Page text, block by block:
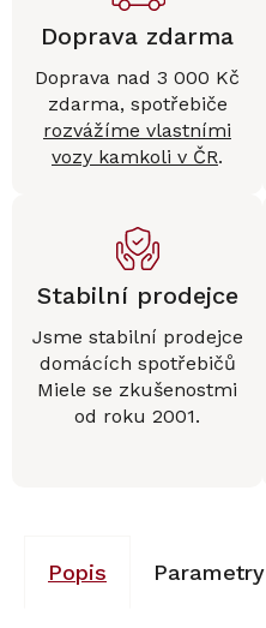
Doprava zdarma
Doprava nad 3 000 Kč
zdarma, spotřebiče
rozvážíme vlastními
vozy kamkoli v ČR.
Stabilní prodejce
Jsme stabilní prodejce
domácích spotřebičů
Miele se zkušenostmi
od roku 2001.
Popis Parametry